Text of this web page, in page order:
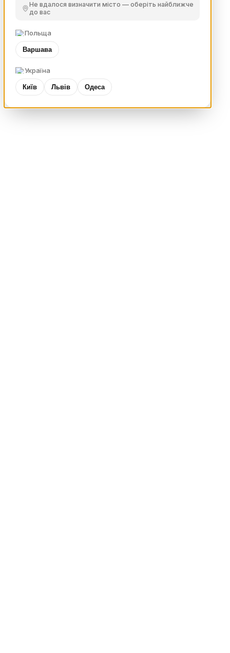
Не вдалося визначити місто — оберіть найближче
до вас
Польща
Варшава
Україна
Київ Львів Одеса